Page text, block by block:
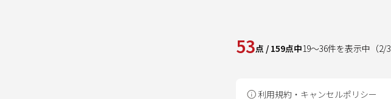
53点 / 159点中19～36件を表示中 （2/3
利用規約・キャンセルポリシー